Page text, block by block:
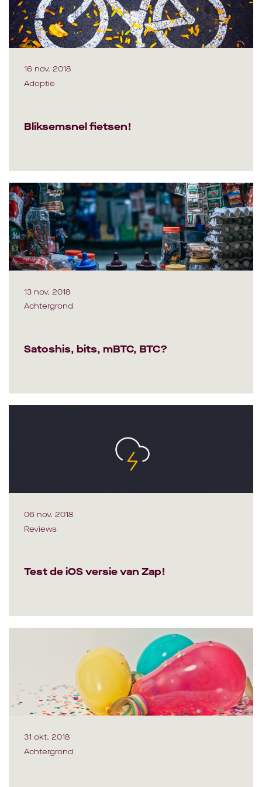
16 nov. 2018
Adoptie
Bliksemsnel fietsen!
13 nov. 2018
Achtergrond
Satoshis, bits, mBTC, BTC?
06 nov. 2018
Reviews
Test de iOS versie van Zap!
31 okt. 2018
Achtergrond